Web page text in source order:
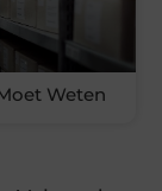
Weten